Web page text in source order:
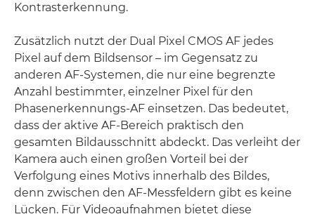
Kontrasterkennung.
Zusätzlich nutzt der Dual Pixel CMOS AF jedes
Pixel auf dem Bildsensor – im Gegensatz zu
anderen AF-Systemen, die nur eine begrenzte
Anzahl bestimmter, einzelner Pixel für den
Phasenerkennungs-AF einsetzen. Das bedeutet,
dass der aktive AF-Bereich praktisch den
gesamten Bildausschnitt abdeckt. Das verleiht der
Kamera auch einen großen Vorteil bei der
Verfolgung eines Motivs innerhalb des Bildes,
denn zwischen den AF-Messfeldern gibt es keine
Lücken. Für Videoaufnahmen bietet diese